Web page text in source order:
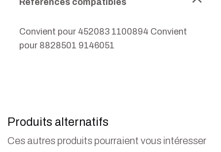
Références compatibles
Convient pour 452083 1100894 Convient
pour 8828501 9146051
Produits alternatifs
Ces autres produits pourraient vous intéresser